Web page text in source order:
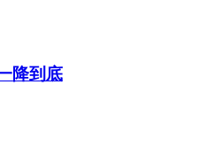
降到底